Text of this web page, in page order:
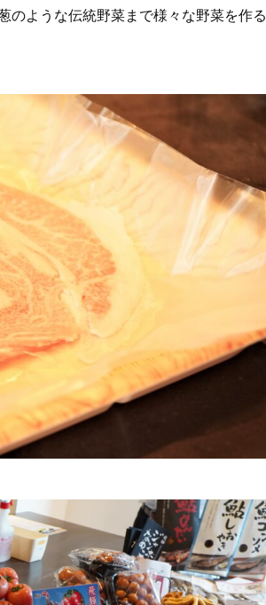
のような伝統野菜まで様々な野菜を作る